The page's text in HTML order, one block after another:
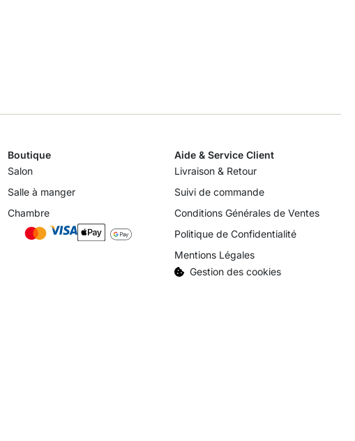
Boutique
Salon
Salle à manger
Chambre
Aide & Service Client
Livraison & Retour
Suivi de commande
Conditions Générales de Ventes
Politique de Confidentialité
Mentions Légales
Gestion des cookies